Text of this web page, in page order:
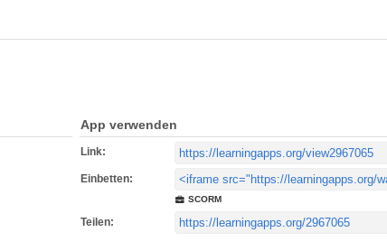
App verwenden
Link:
Einbetten:
SCORM
Teilen: